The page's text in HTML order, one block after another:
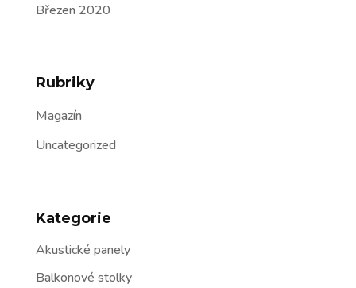
Březen 2020
Rubriky
Magazín
Uncategorized
Kategorie
Akustické panely
Balkonové stolky